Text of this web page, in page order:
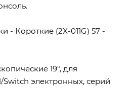
- Короткие (2X-011G) 57 -
19", для
Switch электронных, серий